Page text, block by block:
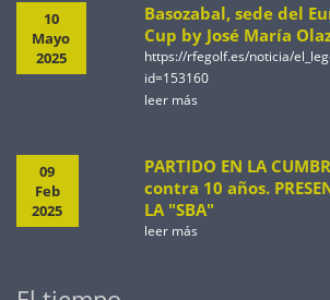
10
Mayo
2025
Basozabal, sede del
Cup by José María
https://rfegolf.es/noticia/
id=153160
leer más
09
Feb
2025
PARTIDO EN LA
contra 10 años.
LA "SBA"
leer más